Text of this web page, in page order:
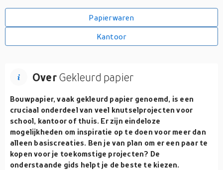
Papierwaren
Kantoor
OverGekleurd papier
Bouwpapier, vaak gekleurd papier genoemd, is een
cruciaal onderdeel van veel knutselprojecten voor
school, kantoor of thuis. Er zijn eindeloze
mogelijkheden om inspiratie op te doen voor meer dan
alleen basiscreaties. Ben je van plan om er een paar te
kopen voor je toekomstige projecten? De
onderstaande gids helpt je de beste te kiezen.